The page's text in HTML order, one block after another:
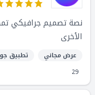
نصة تصميم جرافيكي
الأخرى
عرض مجاني
تطبيق
29